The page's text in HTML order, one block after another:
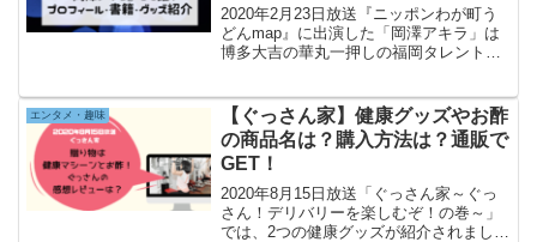
2020年2月23日放送『ニッポンわが町う
どんmap』に出演した「岡澤アキラ」は
博多大吉の華丸一押しの福岡タレント。
レポを披露。岡澤アキラの人物紹介、う
どんMAPの書籍...
エンタメ・趣味
【ぐっさん家】健康グッズやお酢
の商品名は？購入方法は？通販で
GET！
2020年8月15日放送「ぐっさん家～ぐっ
さん！デリバリーを楽しむぞ！の巻～」
では、2つの健康グッズが紹介されまし